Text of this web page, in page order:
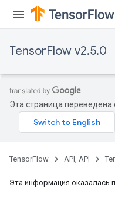
TensorFlow v2.5.0
Эта страница
TensorFlow API, API
Эта информация оказалась